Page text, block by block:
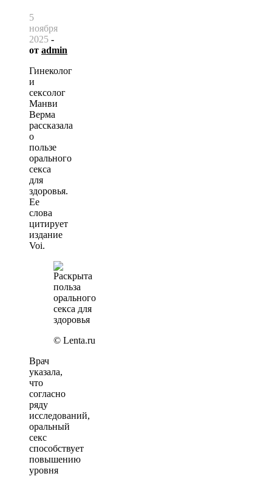
5
ноября
2025 -
от admin
Гинеколог
и
сексолог
Манви
Верма
рассказала
о
пользе
орального
секса
для
здоровья.
Ее
слова
цитирует
издание
Voi.
© Lenta.ru
Врач
указала,
что
согласно
ряду
исследований,
оральный
секс
способствует
повышению
уровня